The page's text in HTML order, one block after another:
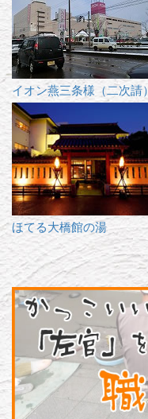
イオン燕三条様（二次請）
ほてる大橋館の湯